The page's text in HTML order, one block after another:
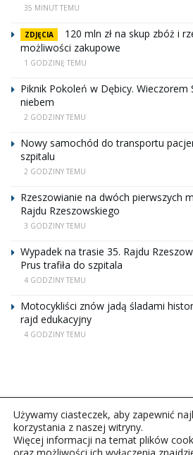
35 MINUT TEMU
ZDJĘCIA
120 mln zł na skup zbóż i
możliwości zakupowe
1 GODZINĘ TEMU
Piknik Pokoleń w Dębicy. Wieczorem
niebem
2 GODZINY TEMU
Nowy samochód do transportu
szpitalu
2 GODZINY TEMU
Rzeszowianie na dwóch pierwszych
Rajdu Rzeszowskiego
3 GODZINY TEMU
Wypadek na trasie 35. Rajdu
Prus trafiła do szpitala
4 GODZINY TEMU
Motocykliści znów jadą śladami
rajd edukacyjny
4 GODZINY TEMU
Używamy ciasteczek, aby zapewnić
korzystania z naszej witryny.
Więcej informacji na temat plików